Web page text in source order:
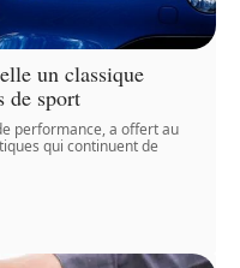
un classique
de sport
performance, a offert au
qui continuent de